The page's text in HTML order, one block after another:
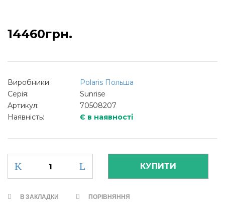
14460грн.
Виробники
Polaris Польша
Серія:
Sunrise
Артикул:
70508207
Наявність:
Є в наявності
В ЗАКЛАДКИ ПОРІВНЯННЯ